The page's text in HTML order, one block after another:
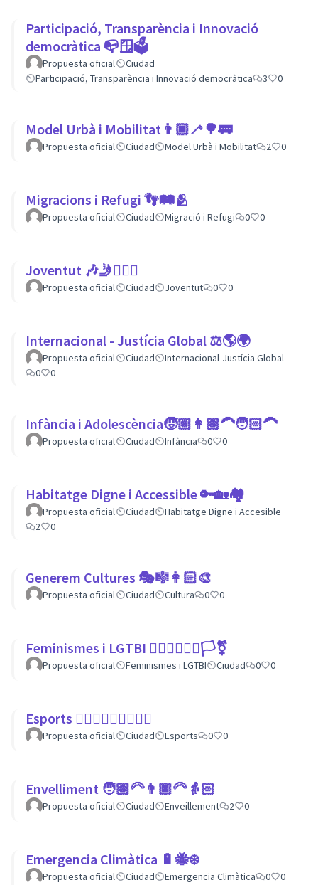
Participació, Transparència i Innovació
democràtica 📭🪟🗳
Propuesta oficial
Ciudad
Participació, Transparència i Innovació democràtica
3 0
Model Urbà i Mobilitat👨🏿‍🦯🌳🚃
Propuesta oficial Ciudad Model Urbà i Mobilitat 2 0
Migracions i Refugi 👣🛤🫂
Propuesta oficial Ciudad Migració i Refugi 0 0
Joventut 🎶🤳🙇🏽‍♀
Propuesta oficial Ciudad Joventut 0 0
Internacional - Justícia Global ⚖️🌎🌍
Propuesta oficial Ciudad
Internacional-Justícia Global
0
0
Infància i Adolescència🧒🏼👩🏽‍🦱🧑🏻‍🦱
Propuesta oficial Ciudad Infància 0 0
Habitatge Digne i Accessible 🔑🏡🏘
Propuesta oficial Ciudad
Habitatge Digne i Accesible
2
0
Generem Cultures 🎭🎼👩🏻‍🎨
Propuesta oficial Ciudad Cultura 0 0
Feminismes i LGTBI 💁🏽‍♀👩‍❤️‍👩🏳️‍⚧️
Propuesta oficial Feminismes i LGTBI Ciudad 0 0
Esports 🏃🏾‍♀⛹🏼‍♀🏄🏼‍♂
Propuesta oficial Ciudad Esports 0 0
Envelliment 🧑🏽‍🦳👨🏿‍🦳👵🏻
Propuesta oficial Ciudad Enveillement 2 0
Emergencia Climàtica 🔋🐝❄️
Propuesta oficial Ciudad Emergencia Climàtica 0 0